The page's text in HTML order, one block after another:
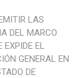
LAS
DEL MARCO
EL
GENERAL EN
DE